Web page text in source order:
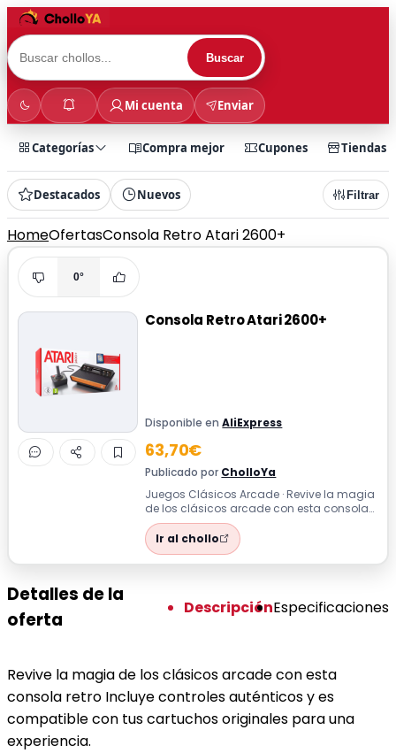
Buscar
Mi cuenta Enviar
Categorías Compra mejor Cupones Tiendas
Destacados Nuevos Filtrar
HomeOfertasConsola Retro Atari 2600+
0°
Consola Retro Atari 2600+
Disponible enAliExpress
63,70€
Publicado por CholloYa
Juegos Clásicos Arcade · Revive la magia
de los clásicos arcade con esta consola
retro Incluye controles auténticos y...
Ir al chollo
Detalles de la
oferta
DescripciónEspecificaciones
Revive la magia de los clásicos arcade con esta
consola retro Incluye controles auténticos y es
compatible con tus cartuchos originales para una
experiencia.